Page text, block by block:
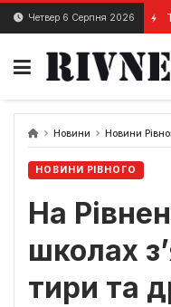
Skip
content
Четвер 6 Серпня 2026
27 Січня, 2024
Новини Новини
НОВИНИ РІВНОГО
На
школах
тири та